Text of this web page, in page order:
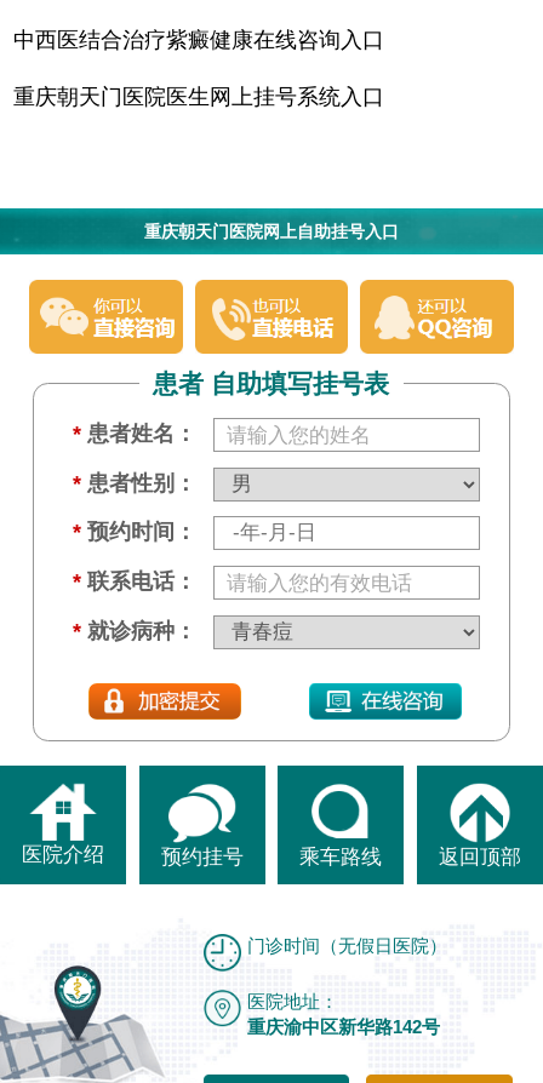
中西医结合治疗紫癜健康在线咨询入口
重庆朝天门医院医生网上挂号系统入口
重庆朝天门医院网上自助挂号入口
患者 自助填写挂号表
* 患者姓名：
* 患者性别：
* 预约时间：
* 联系电话：
* 就诊病种：
医院介绍 预约挂号 乘车路线 返回顶部
门诊时间（无假日医院）
医院地址：
重庆渝中区新华路142号